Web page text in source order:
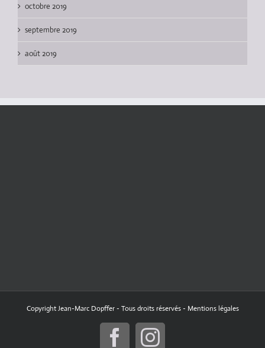
octobre 2019
septembre 2019
août 2019
Copyright Jean-Marc Dopffer - Tous droits réservés - Mentions légales
FacebookInstagram